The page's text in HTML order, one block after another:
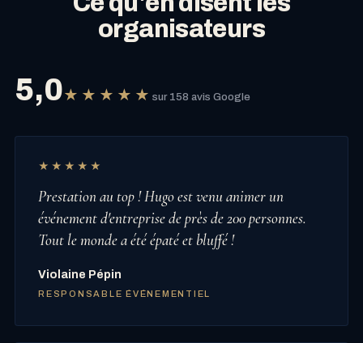
organisateurs
5,0★★★★★ sur 158 avis Google
★★★★★
Prestation au top ! Hugo est venu animer un
événement d'entreprise de près de 200 personnes.
Tout le monde a été épaté et bluffé !
Violaine Pépin
RESPONSABLE ÉVÉNEMENTIEL